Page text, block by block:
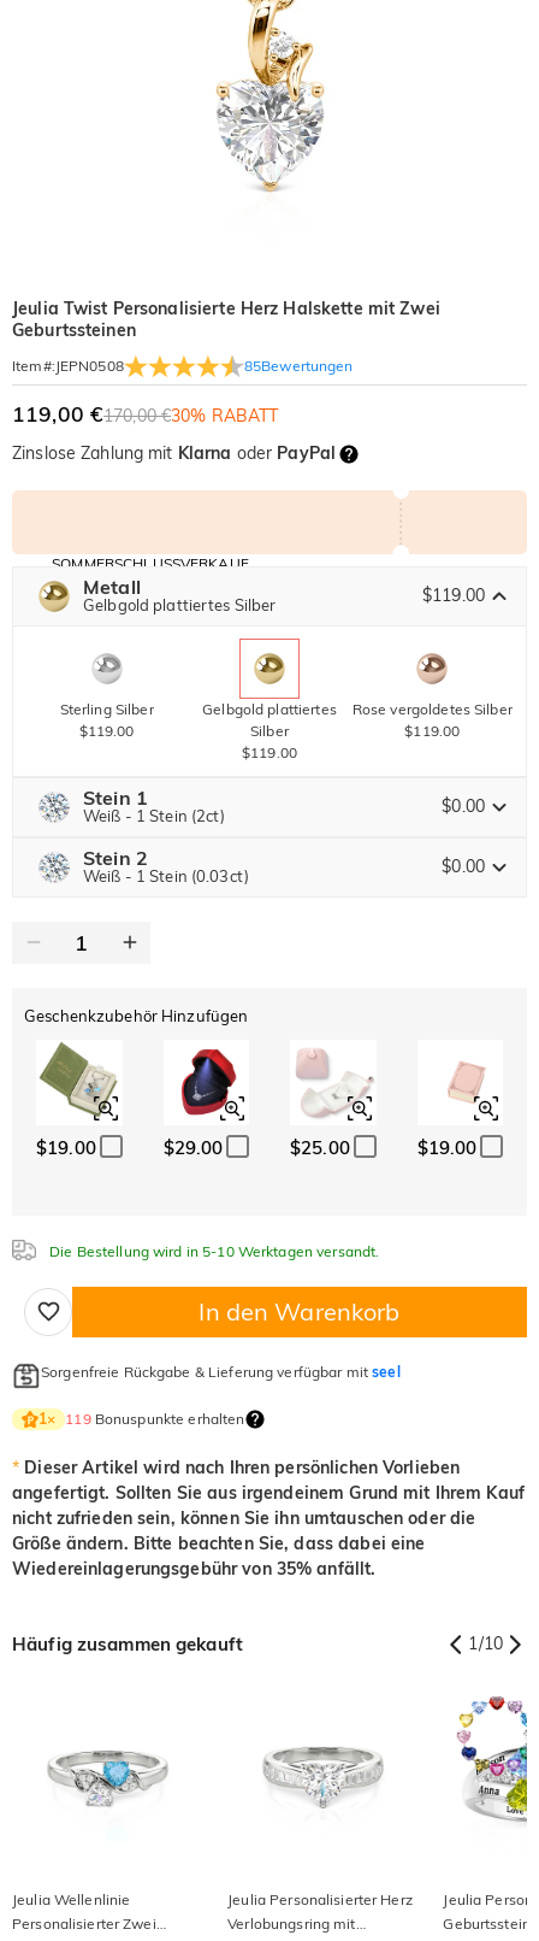
Jeulia Twist Personalisierte Herz Halskette mit Zwei
Geburtssteinen
Item#: JEPN0508 85Bewertungen
119,00 €170,00 €30% RABATT
Zinslose Zahlung mit Klarna oder PayPal
SOMMERSCHLUSSVERKAUF
10% RABATT
AUF ALLES
AUF DEN 2.
Metall
Gelbgold plattiertes Silber $119.00
Sterling Silber
$119.00
Gelbgold plattiertes
Silber
$119.00
Rose vergoldetes Silber
$119.00
Stein 1
Weiß - 1 Stein (2ct) $0.00
Jeulia Edelstein
Moissanit
Jeulia Stein
Weiß
$0.00
Granatrot
Amethystviolett
Fuchsienrot
$0.00
$0.00
Stein 2
Weiß - 1 Stein (0.03ct) $0.00
Moissanit
$77.00 JETZT 10% RABATT
Jeulia Stein
Weiß
Granatrot
Amethystviolett
$0.00
$0.00
Onyx-Schwarz
$0.00
Fancy Gelb
$0.00
Geschenkzubehör Hinzufügen
$19.00 $29.00 $25.00 $19.00
Die Bestellung wird in 5-10 Werktagen versandt.
In den Warenkorb
Sorgenfreie Rückgabe & Lieferung verfügbar mitseel
1× 119Bonuspunkte erhalten
* Dieser Artikel wird nach Ihren persönlichen Vorlieben
angefertigt. Sollten Sie aus irgendeinem Grund mit Ihrem Kauf
nicht zufrieden sein, können Sie ihn umtauschen oder die
Größe ändern. Bitte beachten Sie, dass dabei eine
Wiedereinlagerungsgebühr von 35% anfällt.
Häufig zusammen gekauft 1/10
Jeulia Wellenlinie
Personalisierter Zwei
Jeulia Personalisierter Herz
Verlobungsring mit
Jeulia
Geburtsstein